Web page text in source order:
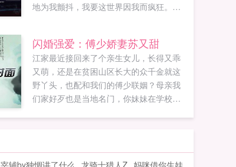
地为我颤抖，我要这世界因我而疯狂。郭
众生的传奇。...
闪婚强爱：傅少娇妻苏又甜
江家最近接回来了个亲生女儿，长得又乖
又萌，还是在贫困山区长大的众千金就这
野丫头，也配和我们的傅少联姻？母亲我
们家好歹也是当地名门，你妹妹在学校是
要欺负她。傅爷手下的员工看着公司程序
宰辅by独惆讲了什么 龙骑士猎人Z 妈咪借你生娃